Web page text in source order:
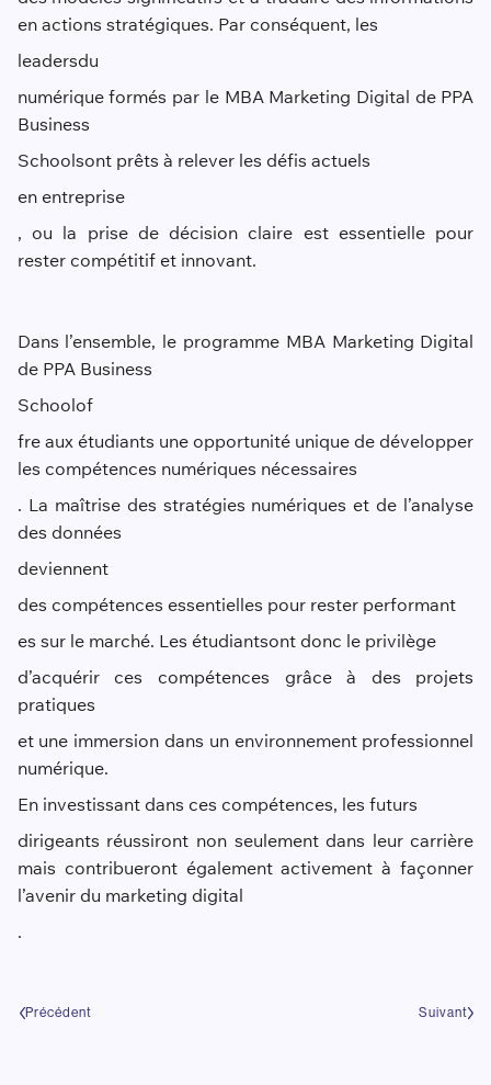
en actions stratégiques. Par conséquent, les
leadersdu
numérique formés par le MBA Marketing Digital de PPA
Business
Schoolsont prêts à relever les défis actuels
en entreprise
, ou la prise de décision claire est essentielle pour
rester compétitif et innovant.
Dans l’ensemble, le programme MBA Marketing Digital
de PPA Business
Schoolof
fre aux étudiants une opportunité unique de développer
les compétences numériques nécessaires
. La maîtrise des stratégies numériques et de l’analyse
des données
deviennent
des compétences essentielles pour rester performant
es sur le marché. Les étudiantsont donc le privilège
d’acquérir ces compétences grâce à des projets
pratiques
et une immersion dans un environnement professionnel
numérique.
En investissant dans ces compétences, les futurs
dirigeants réussiront non seulement dans leur carrière
mais contribueront également activement à façonner
l’avenir du marketing digital
.
Précédent Suivant